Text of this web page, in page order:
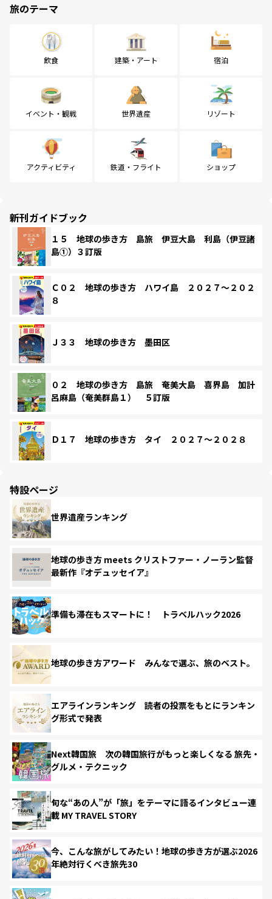
旅のテーマ
飲食 建築・アート 宿泊
イベント・観戦 世界遺産 リゾート
アクティビティ 鉄道・フライト ショップ
新刊ガイドブック
１５ 地球の歩き方 島旅 伊豆大島 利島（伊豆諸
島①）３訂版
Ｃ０２ 地球の歩き方 ハワイ島 ２０２７～２０２
８
Ｊ３３ 地球の歩き方 墨田区
０２ 地球の歩き方 島旅 奄美大島 喜界島 加計
呂麻島（奄美群島１） ５訂版
Ｄ１７ 地球の歩き方 タイ ２０２７～２０２８
特設ページ
世界遺産ランキング
地球の歩き方 meets クリストファー・ノーラン監督
最新作『オデュッセイア』
準備も滞在もスマートに！ トラベルハック2026
地球の歩き方アワード みんなで選ぶ、旅のベスト。
エアラインランキング 読者の投票をもとにランキン
グ形式で発表
Next韓国旅 次の韓国旅行がもっと楽しくなる 旅先・
グルメ・テクニック
旬な“あの人”が「旅」をテーマに語るインタビュー連
載 MY TRAVEL STORY
今、こんな旅がしてみたい！地球の歩き方が選ぶ2026
年絶対行くべき旅先30